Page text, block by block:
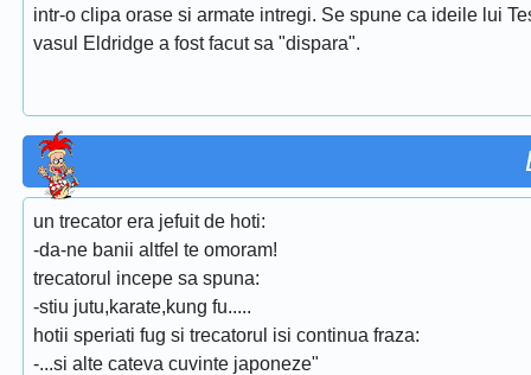
intr-o clipa orase si armate intregi. Se spune ca ideile lui
vasul Eldridge a fost facut sa "dispara".
un trecator era jefuit de hoti:
-da-ne banii altfel te omoram!
trecatorul incepe sa spuna:
-stiu jutu,karate,kung fu.....
hotii speriati fug si trecatorul isi continua fraza:
-...si alte cateva cuvinte japoneze"